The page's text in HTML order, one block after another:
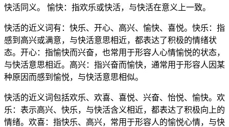
快活同义。 愉快：指欢乐或快活，与快活在意义上一致。
快活的近义词有：快乐、开心、高兴、愉快、喜悦。快乐：指
感到高兴或满意，与快活意思相近，都表达了积极的情绪状
态。开心：指愉快而兴奋，也常用于形容人心情愉悦的状态，
与快活意思相近。高兴：指兴奋而愉快，通常用于形容人因某
种原因而感到愉悦，与快活意思相似。
快活的近义词包括欢乐、欢喜、喜悦、兴奋、怡悦、愉快。欢
乐：表示高兴、快乐，与快活含义相近，都表达了积极向上的
情绪。欢喜：指快乐、高兴，常用于形容人的愉悦心情，与快